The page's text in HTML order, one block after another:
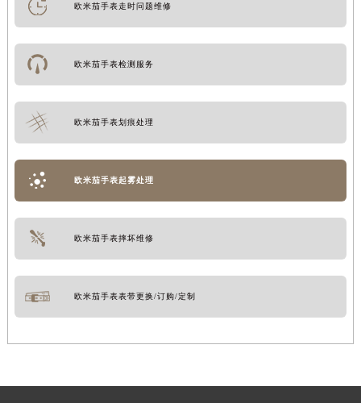
欧米茄手表走时问题维修
欧米茄手表检测服务
欧米茄手表划痕处理
欧米茄手表起雾处理
欧米茄手表摔坏维修
欧米茄手表表带更换/订购/定制